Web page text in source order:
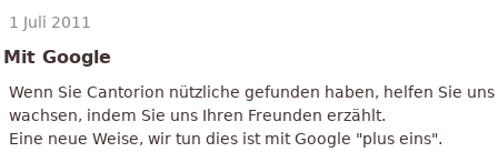
1 Juli 2011
Mit Google
Wenn Sie Cantorion nützliche gefunden haben, helfen Sie uns
wachsen, indem Sie uns Ihren Freunden erzählt.
Eine neue Weise, wir tun dies ist mit Google "plus eins".